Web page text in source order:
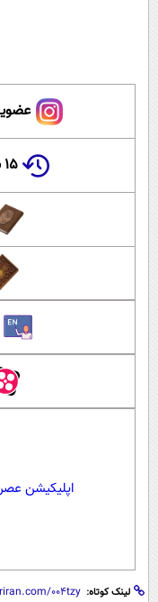
۱۵ سال پیش در چنین روزی
اپلیکیشن
لینک کوتاه: